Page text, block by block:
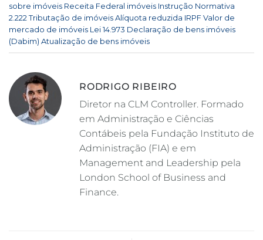
sobre imóveis Receita Federal imóveis Instrução Normativa
2.222 Tributação de imóveis Alíquota reduzida IRPF Valor de
mercado de imóveis Lei 14.973 Declaração de bens imóveis
(Dabim) Atualização de bens imóveis
RODRIGO RIBEIRO
Diretor na CLM Controller. Formado
em Administração e Ciências
Contábeis pela Fundação Instituto de
Administração (FIA) e em
Management and Leadership pela
London School of Business and
Finance.